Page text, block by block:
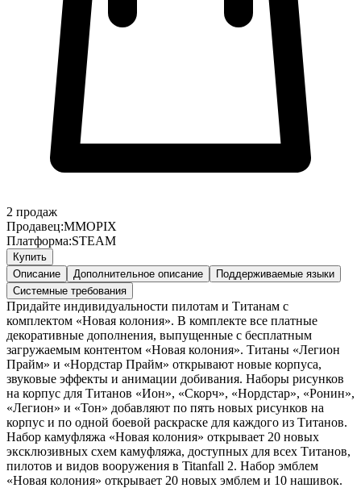
2 продаж
Продавец:MMOPIX
Платформа:STEAM
Купить
Описание
Дополнительное описание
Поддерживаемые языки
Системные требования
Придайте индивидуальности пилотам и Титанам с
комплектом «Новая колония». В комплекте все платные
декоративные дополнения, выпущенные с бесплатным
загружаемым контентом «Новая колония». Титаны «Легион
Прайм» и «Нордстар Прайм» открывают новые корпуса,
звуковые эффекты и анимации добивания. Наборы рисунков
на корпус для Титанов «Ион», «Скорч», «Нордстар», «Ронин»,
«Легион» и «Тон» добавляют по пять новых рисунков на
корпус и по одной боевой раскраске для каждого из Титанов.
Набор камуфляжа «Новая колония» открывает 20 новых
эксклюзивных схем камуфляжа, доступных для всех Титанов,
пилотов и видов вооружения в Titanfall 2. Набор эмблем
«Новая колония» открывает 20 новых эмблем и 10 нашивок.